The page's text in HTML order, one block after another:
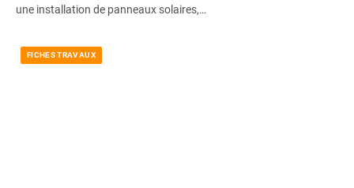
une installation de panneaux solaires,…
FICHES TRAVAUX